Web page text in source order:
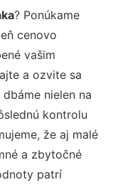
? Ponúkame
cenovo
vašim
a ozvite sa
nielen na
kontrolu
že aj malé
a zbytočné
patrí